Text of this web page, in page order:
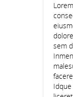
sem